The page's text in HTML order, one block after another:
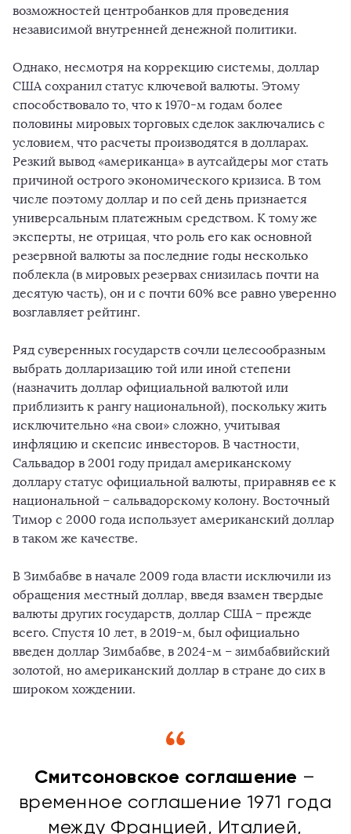
возможностей центробанков для проведения
независимой внутренней денежной политики.
Однако, несмотря на коррекцию системы, доллар
США сохранил статус ключевой валюты. Этому
способствовало то, что к 1970-м годам более
половины мировых торговых сделок заключались с
условием, что расчеты производятся в долларах.
Резкий вывод «американца» в аутсайдеры мог стать
причиной острого экономического кризиса. В том
числе поэтому доллар и по сей день признается
универсальным платежным средством. К тому же
эксперты, не отрицая, что роль его как основной
резервной валюты за последние годы несколько
поблекла (в мировых резервах снизилась почти на
десятую часть), он и с почти 60% все равно уверенно
возглавляет рейтинг.
Ряд суверенных государств сочли целесообразным
выбрать долларизацию той или иной степени
(назначить доллар официальной валютой или
приблизить к рангу национальной), поскольку жить
исключительно «на свои» сложно, учитывая
инфляцию и скепсис инвесторов. В частности,
Сальвадор в 2001 году придал американскому
доллару статус официальной валюты, приравняв ее к
национальной – сальвадорскому колону. Восточный
Тимор с 2000 года использует американский доллар
в таком же качестве.
В Зимбабве в начале 2009 года власти исключили из
обращения местный доллар, введя взамен твердые
валюты других государств, доллар США – прежде
всего. Спустя 10 лет, в 2019-м, был официально
введен доллар Зимбабве, в 2024-м – зимбабвийский
золотой, но американский доллар в стране до сих в
широком хождении.
Смитсоновское соглашение –
временное соглашение 1971 года
между Францией, Италией,